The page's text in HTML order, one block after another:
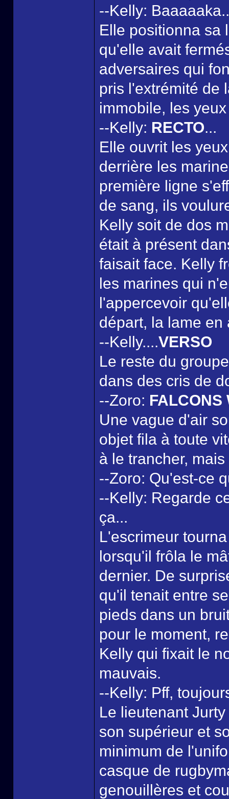
--Kelly:
Elle positionna sa
qu'elle avait
adversaires qui
pris l'extrémité de
immobile, les
--Kelly: RECTO...
Elle ouvrit les
derrière les
première ligne
de sang, ils
Kelly soit de dos
était à présent
faisait face. Kelly
les marines qui
l'appercevoir
départ, la lame en
--Kelly....VERSO
Le reste du
dans des cris de
--Zoro: FALCONS
Une vague d'air
objet fila à toute
à le trancher,
--Zoro: Qu'est-ce
--Kelly: Regarde
ça...
L'escrimeur
lorsqu'il frôla le
dernier. De
qu'il tenait entre
pieds dans un
pour le moment,
Kelly qui fixait le
mauvais.
--Kelly: Pff,
Le lieutenant
son supérieur et
minimum de
casque de
genouillères et